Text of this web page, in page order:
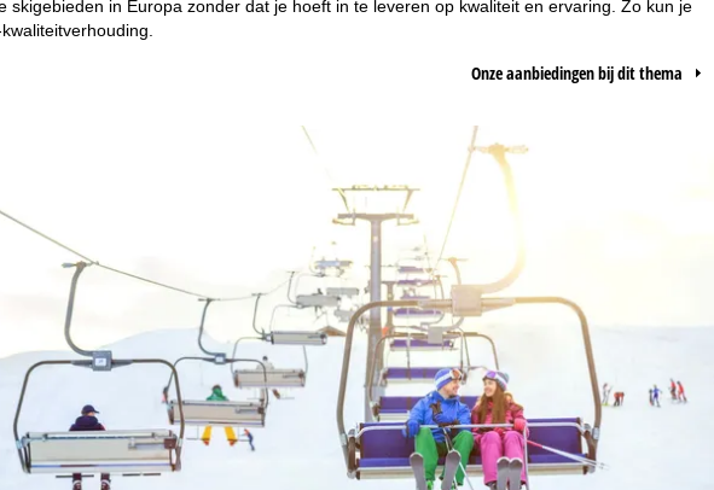
te verzamelen, die wij, TravelTrex GmbH,
van uw activiteiten met behulp van
voor statistische analyse, individuele
hebben wij uw toestemming nodig (op elk
aan derde aanbieders in derde landen
in de VS.
en soortgelijke technologieën. Als u op
die nodig zijn voor de uitvoering van het
te wijzigen, vindt u in de informatie
de doeleinden en jouw rechten omtrent
in Europa zonder dat je hoeft in te leveren op kwaliteit en ervaring. Zo kun je
Onze aanbiedingen bij dit thema